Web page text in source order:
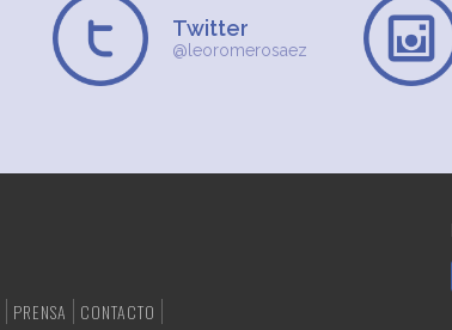
Twitter
@leoromerosaez
PRENSA CONTACTO